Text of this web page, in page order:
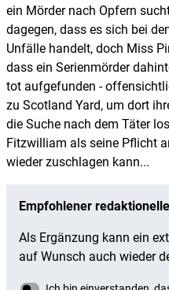
ein Mörder nach Opfern
dagegen, dass es sich bei
Unfälle handelt, doch Miss
dass ein Serienmörder
tot aufgefunden -
zu Scotland Yard, um dort
die Suche nach dem Täter
Fitzwilliam als seine Pflicht
wieder zuschlagen kann...